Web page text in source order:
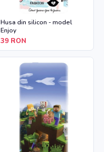
Husa din silicon - model
Enjoy
39 RON